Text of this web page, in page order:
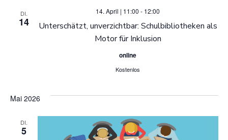
i
DI.
14
Unterschätzt, unverzichtbar: Schulbibliotheken als
Motor für Inklusion
14. April | 11:00 - 12:00
online
Kostenlos
Mai 2026
DI.
5